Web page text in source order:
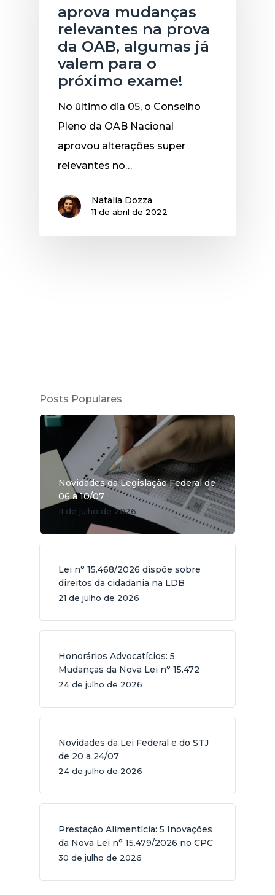
aprova mudanças
relevantes na prova
da OAB, algumas já
valem para o
próximo exame!
No último dia 05, o Conselho
Pleno da OAB Nacional
aprovou alterações super
relevantes no…
Natalia Dozza
11 de abril de 2022
Posts Populares
Novidades da Legislação Federal de
06 a 10/07
11 de julho de 2026
Lei n° 15.468/2026 dispõe sobre
direitos da cidadania na LDB
21 de julho de 2026
Honorários Advocatícios: 5
Mudanças da Nova Lei n° 15.472
24 de julho de 2026
Novidades da Lei Federal e do STJ
de 20 a 24/07
24 de julho de 2026
Prestação Alimentícia: 5 Inovações
da Nova Lei n° 15.479/2026 no CPC
30 de julho de 2026